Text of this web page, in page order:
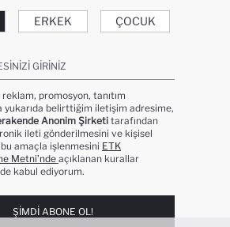
ERKEK ÇOCUK
GIRINIZ
promosyon, tanıtım
yukarıda belirttiğim iletişim adresime,
Anonim Şirketi tarafından
ileti gönderilmesini ve kişisel
amaçla işlenmesini ETK
Metni’nde açıklanan kurallar
kabul ediyorum.
ŞIMDI ABONE OL!